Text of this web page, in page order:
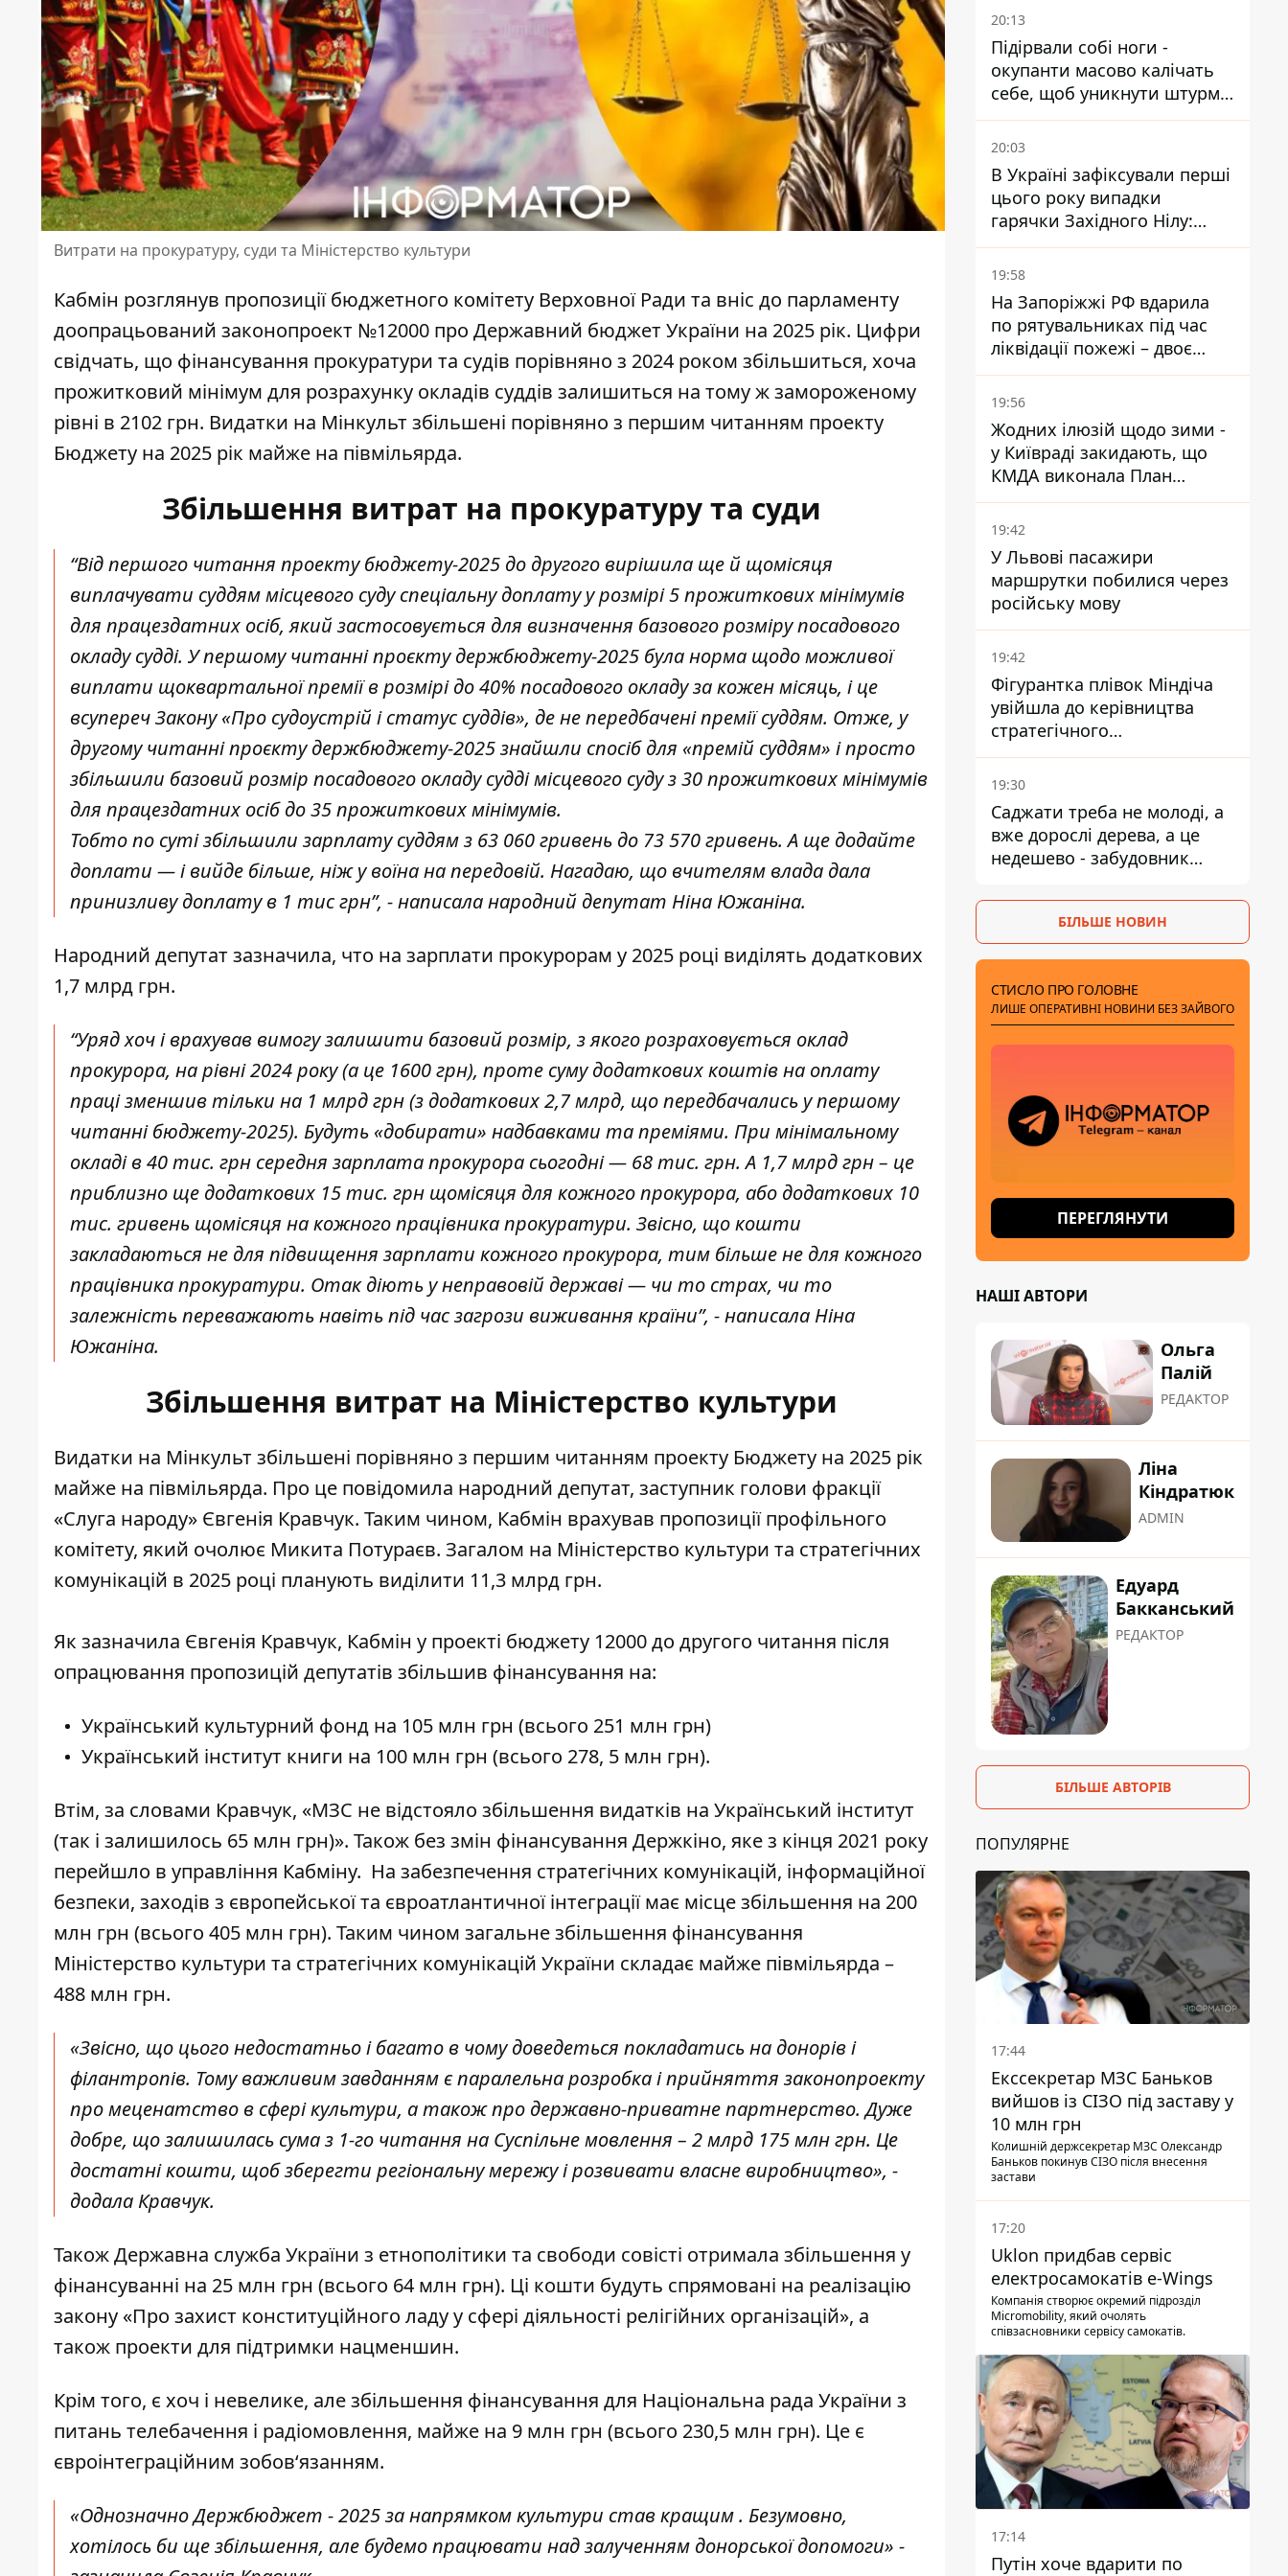
Витрати на прокуратуру, суди та Міністерство культури
Кабмін розглянув пропозиції бюджетного комітету Верховної Ради та вніс до парламенту
доопрацьований законопроект №12000 про Державний бюджет України на 2025 рік. Цифри
свідчать, що фінансування прокуратури та судів порівняно з 2024 роком збільшиться, хоча
прожитковий мінімум для розрахунку окладів суддів залишиться на тому ж замороженому
рівні в 2102 грн. Видатки на Мінкульт збільшені порівняно з першим читанням проекту
Бюджету на 2025 рік майже на півмільярда.
Збільшення витрат на прокуратуру та суди
“Від першого читання проекту бюджету-2025 до другого вирішила ще й щомісяця
виплачувати суддям місцевого суду спеціальну доплату у розмірі 5 прожиткових мінімумів
для працездатних осіб, який застосовується для визначення базового розміру посадового
окладу судді. У першому читанні проєкту держбюджету-2025 була норма щодо можливої
виплати щоквартальної премії в розмірі до 40% посадового окладу за кожен місяць, і це
всупереч Закону «Про судоустрій і статус суддів», де не передбачені премії суддям. Отже, у
другому читанні проєкту держбюджету-2025 знайшли спосіб для «премій суддям» і просто
збільшили базовий розмір посадового окладу судді місцевого суду з 30 прожиткових мінімумів
для працездатних осіб до 35 прожиткових мінімумів.
Тобто по суті збільшили зарплату суддям з 63 060 гривень до 73 570 гривень. А ще додайте
доплати — і вийде більше, ніж у воїна на передовій. Нагадаю, що вчителям влада дала
принизливу доплату в 1 тис грн”, - написала народний депутат Ніна Южаніна.
Народний депутат зазначила, что на зарплати прокурорам у 2025 році виділять додаткових
1,7 млрд грн.
“Уряд хоч і врахував вимогу залишити базовий розмір, з якого розраховується оклад
прокурора, на рівні 2024 року (а це 1600 грн), проте суму додаткових коштів на оплату
праці зменшив тільки на 1 млрд грн (з додаткових 2,7 млрд, що передбачались у першому
читанні бюджету-2025). Будуть «добирати» надбавками та преміями. При мінімальному
окладі в 40 тис. грн середня зарплата прокурора сьогодні — 68 тис. грн. А 1,7 млрд грн – це
приблизно ще додаткових 15 тис. грн щомісяця для кожного прокурора, або додаткових 10
тис. гривень щомісяця на кожного працівника прокуратури. Звісно, що кошти
закладаються не для підвищення зарплати кожного прокурора, тим більше не для кожного
працівника прокуратури. Отак діють у неправовій державі — чи то страх, чи то
залежність переважають навіть під час загрози виживання країни”, - написала Ніна
Южаніна.
Збільшення витрат на Міністерство культури
Видатки на Мінкульт збільшені порівняно з першим читанням проекту Бюджету на 2025 рік
майже на півмільярда. Про це повідомила народний депутат, заступник голови фракції
«Слуга народу» Євгенія Кравчук. Таким чином, Кабмін врахував пропозиції профільного
комітету, який очолює Микита Потураєв. Загалом на Міністерство культури та стратегічних
комунікацій в 2025 році планують виділити 11,3 млрд грн.
Як зазначила Євгенія Кравчук, Кабмін у проекті бюджету 12000 до другого читання після
опрацювання пропозицій депутатів збільшив фінансування на:
Український культурний фонд на 105 млн грн (всього 251 млн грн)
Український інститут книги на 100 млн грн (всього 278, 5 млн грн).
Втім, за словами Кравчук, «МЗС не відстояло збільшення видатків на Український інститут
(так і залишилось 65 млн грн)». Також без змін фінансування Держкіно, яке з кінця 2021 року
перейшло в управління Кабміну. На забезпечення стратегічних комунікацій, інформаційної
безпеки, заходів з європейської та євроатлантичної інтеграції має місце збільшення на 200
млн грн (всього 405 млн грн). Таким чином загальне збільшення фінансування
Міністерство культури та стратегічних комунікацій України складає майже півмільярда –
488 млн грн.
«Звісно, що цього недостатньо і багато в чому доведеться покладатись на донорів і
філантропів. Тому важливим завданням є паралельна розробка і прийняття законопроекту
про меценатство в сфері культури, а також про державно-приватне партнерство. Дуже
добре, що залишилась сума з 1-го читання на Суспільне мовлення – 2 млрд 175 млн грн. Це
достатні кошти, щоб зберегти регіональну мережу і розвивати власне виробництво», -
додала Кравчук.
Також Державна служба України з етнополітики та свободи совісті отримала збільшення у
фінансуванні на 25 млн грн (всього 64 млн грн). Ці кошти будуть спрямовані на реалізацію
закону «Про захист конституційного ладу у сфері діяльності релігійних організацій», а
також проекти для підтримки нацменшин.
Крім того, є хоч і невелике, але збільшення фінансування для Національна рада України з
питань телебачення і радіомовлення, майже на 9 млн грн (всього 230,5 млн грн). Це є
євроінтеграційним зобов‘язанням.
«Однозначно Держбюджет - 2025 за напрямком культури став кращим . Безумовно,
хотілось би ще збільшення, але будемо працювати над залученням донорської допомоги» -
20:13
Підірвали собі ноги -
окупанти масово калічать
себе, щоб уникнути штурмів
- ГУР
20:03
В Україні зафіксували перші
цього року випадки
гарячки Західного Нілу:
двоє людей заразилися
після укусів комарів
19:58
На Запоріжжі РФ вдарила
по рятувальниках під час
ліквідації пожежі – двоє
поранених
19:56
Жодних ілюзій щодо зими -
у Київраді закидають, що
КМДА виконала План
стійкості на 20%
19:42
У Львові пасажири
маршрутки побилися через
російську мову
19:42
Фігурантка плівок Міндіча
увійшла до керівництва
стратегічного
держпідприємства -
працювала в Енергоатомі та
була заступницею
Галущенка
19:30
Саджати треба не молоді, а
вже дорослі дерева, а це
недешево - забудовник
БІЛЬШЕ НОВИН
СТИСЛО ПРО ГОЛОВНЕ
ЛИШЕ ОПЕРАТИВНІ НОВИНИ БЕЗ ЗАЙВОГО
ПЕРЕГЛЯНУТИ
НАШІ АВТОРИ
Ольга
Палій
РЕДАКТОР
Ліна
Кіндратюк
ADMIN
Едуард
Бакканський
РЕДАКТОР
БІЛЬШЕ АВТОРІВ
ПОПУЛЯРНЕ
17:44
Екссекретар МЗС Баньков
вийшов із СІЗО під заставу у
10 млн грн
Колишній держсекретар МЗС Олександр
Баньков покинув СІЗО після внесення
застави
17:20
Uklon придбав сервіс
електросамокатів e-Wings
Компанія створює окремий підрозділ
Micromobility, який очолять
співзасновники сервісу самокатів.
17:14
Путін хоче вдарити по